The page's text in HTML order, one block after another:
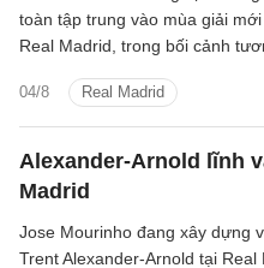
04/8 Real Madrid
toàn tập trung vào mùa giải mới
Real Madrid, trong bối cảnh
Alexander-Arnold lĩnh
Madrid
Jose Mourinho đang xây dựng
Trent Alexander-Arnold tại Real